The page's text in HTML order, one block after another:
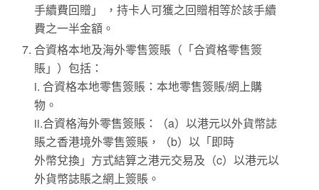
手續費回贈」 ，持卡人可獲之回贈相等於該手續
費之一半金額。
合資格本地及海外零售簽賬（「合資格零售簽
賬」）包括：
i. 合資格本地零售簽賬：本地零售簽賬/網上購
物。
ii.合資格海外零售簽賬：（a）以港元以外貨幣誌
賬之香港境外零售簽賬，（b）以「即時
外幣兌換」方式結算之港元交易及（c）以港元以
外貨幣誌賬之網上簽賬。